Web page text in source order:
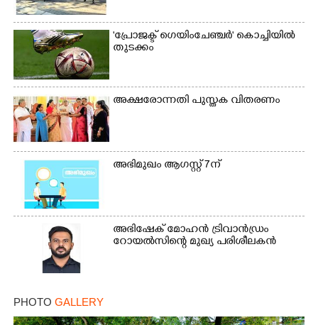
'പ്രോജക്ട് ഗെയിംചേഞ്ചർ' കൊച്ചിയിൽ
തുടക്കം
അക്ഷരോന്നതി പുസ്തക വിതരണം
അഭിമുഖം ആഗസ്റ്റ് 7ന്
അഭിഷേക് മോഹൻ ട്രിവാൻഡ്രം
റോയൽസിന്റെ മുഖ്യ പരിശീലകൻ
PHOTO GALLERY
×
Share this link
Copy Link